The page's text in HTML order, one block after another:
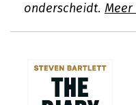
onderscheidt. Meer